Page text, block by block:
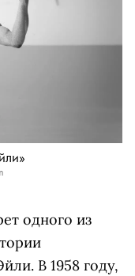
одного из
В 1958 году,